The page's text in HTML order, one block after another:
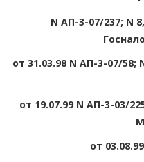
N АП-3-07/237; N
от 31.03.98 N АП-3-07/
от 19.07.99 N АП-3-03/
от